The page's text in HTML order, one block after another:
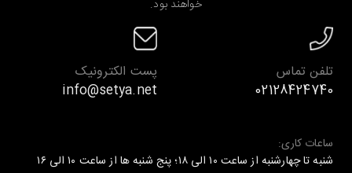
خواهند بود.
تلفن تماس
02128424740
پست الکترونیک
info@setya.net
ساعات کاری:
شنبه تا چهارشنبه از ساعت ۱۰ الی ۱۸؛ پنج شنبه ها از ساعت ۱۰ الی ۱۶